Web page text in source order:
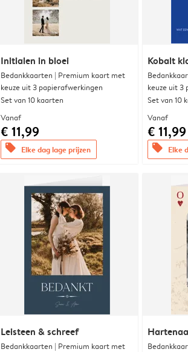
Initialen in bloei
Bedankkaarten | Premium kaart met
keuze uit 3 papierafwerkingen
Set van 10 kaarten
Vanaf
€ 11,99
offers Elke dag lage prijzen
Kobalt
keuze uit 3
Set van 10
Vanaf
€ 11,99
offers Elke
Leisteen & schreef
Bedankkaarten | Premium kaart met